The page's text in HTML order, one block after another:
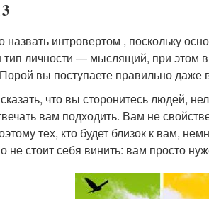
интровертом , поскольку
личности — мыслящий, при этом
вы поступаете правильно
что вы сторонитесь людей,
вам подходить. Вам не
тех, кто будет близок к вам,
не стоит себя винить: вам просто